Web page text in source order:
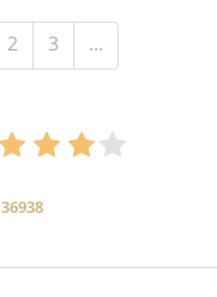
2 3 ...
36938 بازدید